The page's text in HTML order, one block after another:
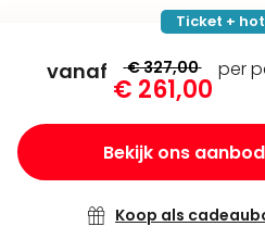
Ticket +
vanaf € 327,00
€ 261,00
per
Bekijk ons aanbod
Koop als